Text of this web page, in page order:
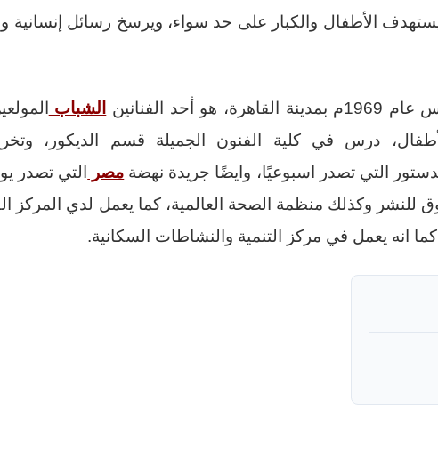
الأطفال والكبار على حد سواء، ويرسخ رسائل إنسانية
الفنانين الشباب
درس في كلية الفنون الجميلة قسم الديكور،
مصر
التي تصدر
للنشر وكذلك منظمة الصحة العالمية، كما يعمل لدي المركز
انه يعمل في مركز التنمية والنشاطات السكانية.